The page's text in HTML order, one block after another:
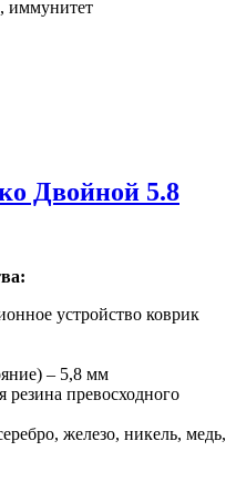
иммунитет
Двойной 5.8
устройство коврик
– 5,8 мм
превосходного
железо, никель, медь,